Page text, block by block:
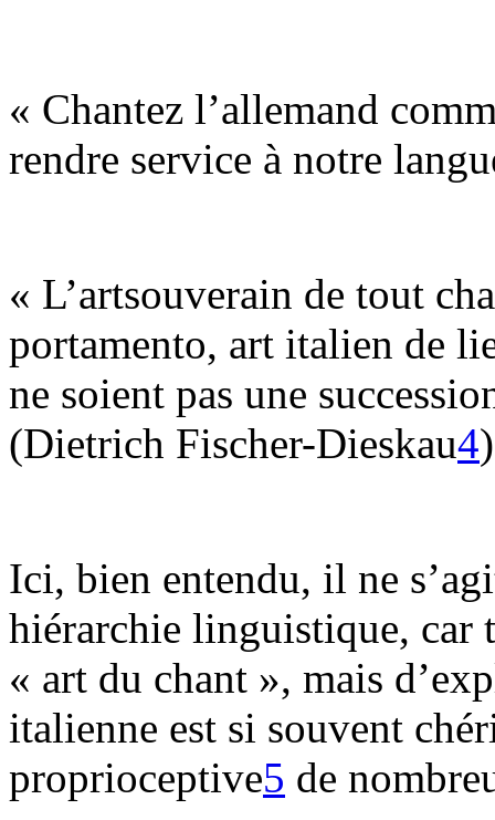
« Chantez l’allemand
rendre service à notre
« L’artsouverain de tout
portamento, art italien de
ne soient pas une
(Dietrich Fischer-Dieskau4)
Ici, bien entendu, il ne
hiérarchie linguistique, car
« art du chant », mais
italienne est si souvent
proprioceptive5 de